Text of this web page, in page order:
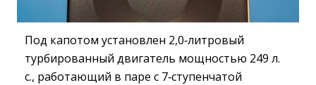
Под капотом установлен 2,0‑литровый
турбированный двигатель мощностью 249 л.
с., работающий в паре с 7‑ступенчатой